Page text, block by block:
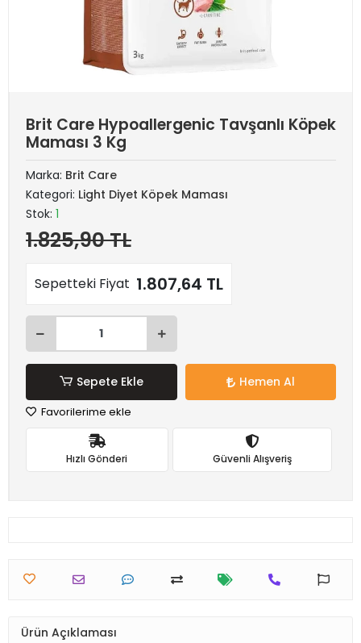
Brit Care Hypoallergenic Tavşanlı Köpek
Maması 3 Kg
Marka: Brit Care
Kategori: Light Diyet Köpek Maması
Stok: 1
1.825,90 TL
Sepetteki Fiyat 1.807,64 TL
Sepete Ekle Hemen Al
Favorilerime ekle
Hızlı Gönderi Güvenli Alışveriş
Ürün Açıklaması